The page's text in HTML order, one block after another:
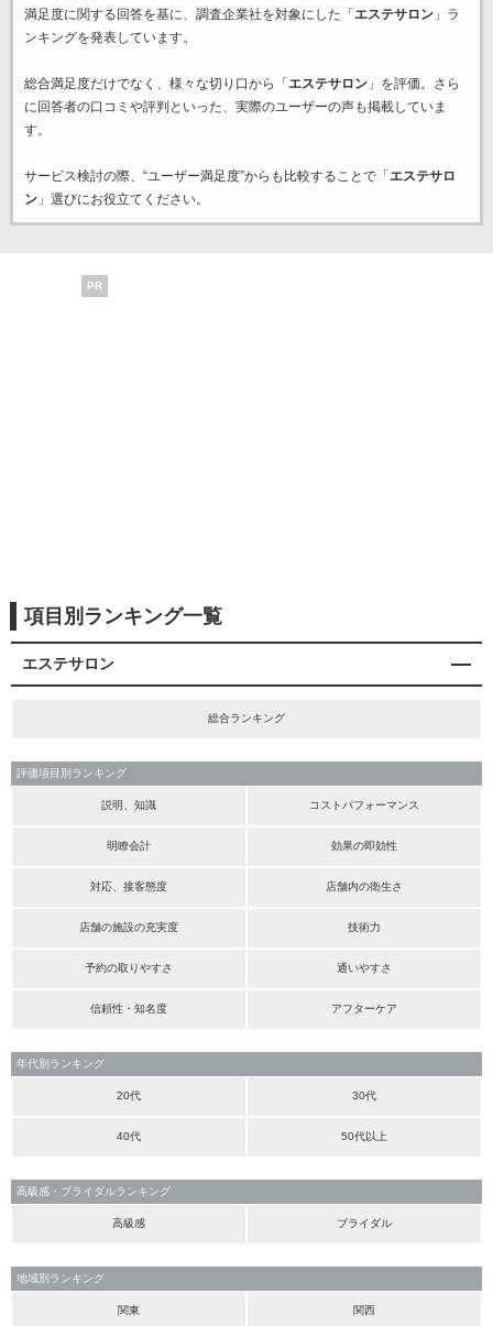
満足度に関する回答を基に、調査企業社を対象にした「 エステサロン」ラ
ンキングを発表しています。
総合満足度だけでなく、様々な切り口から「 エステサロン」を評価。さら
に回答者の口コミや評判といった、実際のユーザーの声も掲載していま
す。
サービス検討の際、“ユーザー満足度”からも比較することで「 エステサロ
ン」選びにお役立てください。
PR
項目別ランキング一覧
エステサロン
総合ランキング
評価項目別ランキング
説明、知識 コストパフォーマンス
明瞭会計 効果の即効性
対応、接客態度 店舗内の衛生さ
店舗の施設の充実度 技術力
予約の取りやすさ 通いやすさ
信頼性・知名度 アフターケア
年代別ランキング
20代 30代
40代 50代以上
高級感・ブライダルランキング
高級感 ブライダル
地域別ランキング
関東 関西